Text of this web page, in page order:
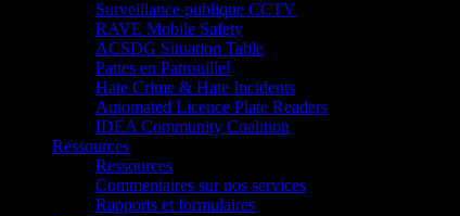
Surveillance publique CCTV
RAVE Mobile Safety
ACSDG Situation Table
Pattes en Patrouille!
Hate Crime & Hate Incidents
Automated Licence Plate Readers
IDEA Community Coalition
Ressources
Ressources
Commentaires sur nos services
Rapports et formulaires